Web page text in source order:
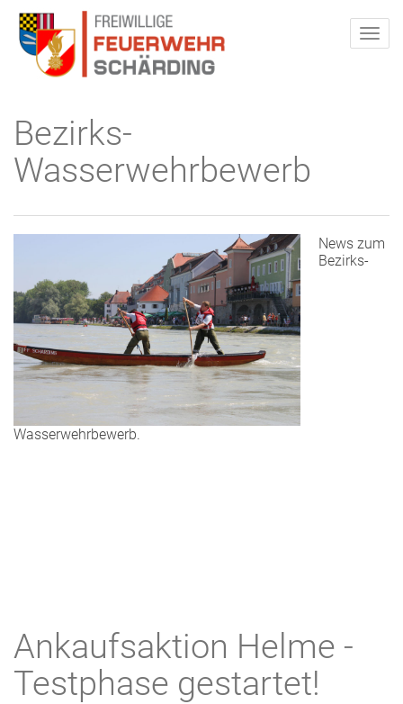
Bezirks-
Wasserwehrbewerb
News zum
Bezirks-
Wasserwehrbewerb.
Ankaufsaktion Helme -
Testphase gestartet!